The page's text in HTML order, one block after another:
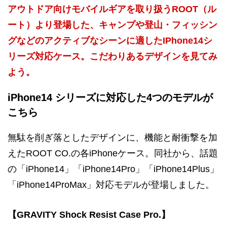
アウトドア向けモバイルギアを取り扱うROOT（ル
ート）より登場した、キャンプや登山・フィッシン
グなどのアクティブなシーンに適したIPhone14シ
リーズ対応ケース。こだわりあるデザインを見てみ
よう。
iPhone14 シリーズに対応した4つのモデルが
こちら
無駄を削ぎ落としたデザインに、機能と耐衝撃を加
えたROOT CO.の各iPhoneケース。同社から、話題
の「iPhone14」「iPhone14Pro」「iPhone14Plus」
「iPhone14ProMax」対応モデルが登場しました。
【GRAVITY Shock Resist Case Pro.】